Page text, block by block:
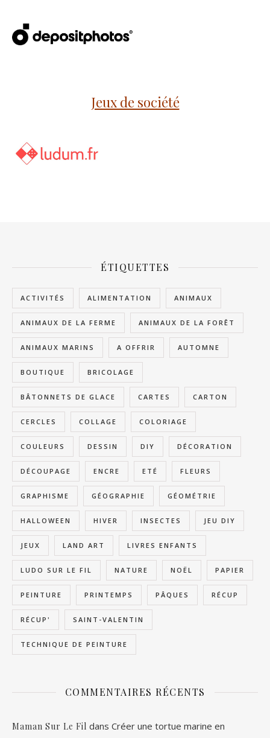
Jeux de société
ÉTIQUETTES
ACTIVITÉS ALIMENTATION ANIMAUX
ANIMAUX DE LA FERME ANIMAUX DE LA FORÊT
ANIMAUX MARINS A OFFRIR AUTOMNE
BOUTIQUE BRICOLAGE
BÂTONNETS DE GLACE CARTES CARTON
CERCLES COLLAGE COLORIAGE
COULEURS DESSIN DIY DÉCORATION
DÉCOUPAGE ENCRE ETÉ FLEURS
GRAPHISME GÉOGRAPHIE GÉOMÉTRIE
HALLOWEEN HIVER INSECTES JEU DIY
JEUX LAND ART LIVRES ENFANTS
LUDO SUR LE FIL NATURE NOËL PAPIER
PEINTURE PRINTEMPS PÂQUES RÉCUP
RÉCUP' SAINT-VALENTIN
TECHNIQUE DE PEINTURE
COMMENTAIRES RÉCENTS
Maman Sur Le Fil dans Créer une tortue marine en